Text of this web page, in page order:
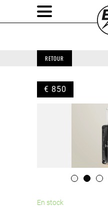
RETOUR
€ 850
En stock